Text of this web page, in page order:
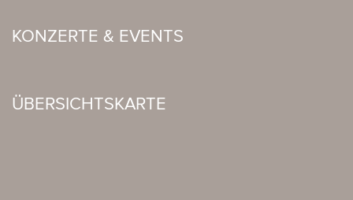
KONZERTE & EVENTS
ÜBERSICHTSKARTE